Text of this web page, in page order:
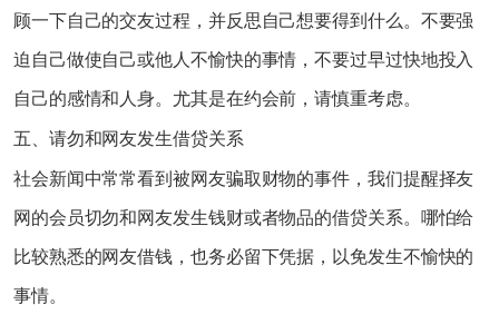
顾一下自己的交友过程，并反思自己想要得到什么。不要强
迫自己做使自己或他人不愉快的事情，不要过早过快地投入
自己的感情和人身。尤其是在约会前，请慎重考虑。
五、请勿和网友发生借贷关系
社会新闻中常常看到被网友骗取财物的事件，我们提醒择友
网的会员切勿和网友发生钱财或者物品的借贷关系。哪怕给
比较熟悉的网友借钱，也务必留下凭据，以免发生不愉快的
事情。